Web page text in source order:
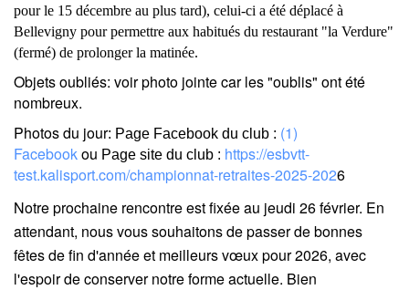
pour le 15 décembre au plus tard), celui-ci a été déplacé à
Bellevigny pour permettre aux habitués du restaurant "la Verdure"
(fermé) de prolonger la matinée.
Objets oubliés: voir photo jointe car les "oublis" ont été
nombreux.
Photos du jour: Page Facebook du club : (1)
Facebookou Page site du club : https://esbvtt-
test.kalisport.com/championnat-retraites-2025-2026
Notre prochaine rencontre est fixée au jeudi 26 février. En
attendant, nous vous souhaitons de passer de bonnes
fêtes de fin d'année et meilleurs vœux pour 2026, avec
l'espoir de conserver notre forme actuelle. Bien